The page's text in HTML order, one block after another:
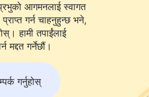
प्रभुको आगमनलाई स्वागत
गर्न चाहनुहुन्छ भने,
मद्दत गर्नेछौं।
गर्नुहोस्